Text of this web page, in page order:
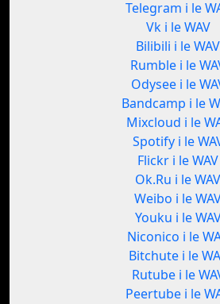
Telegram i le
Vk i le WAV
Bilibili i le WAV
Rumble i le
Odysee i le
Bandcamp i le
Mixcloud i le
Spotify i le
Flickr i le WAV
Ok.Ru i le WAV
Weibo i le
Youku i le
Niconico i le
Bitchute i le
Rutube i le
Peertube i le